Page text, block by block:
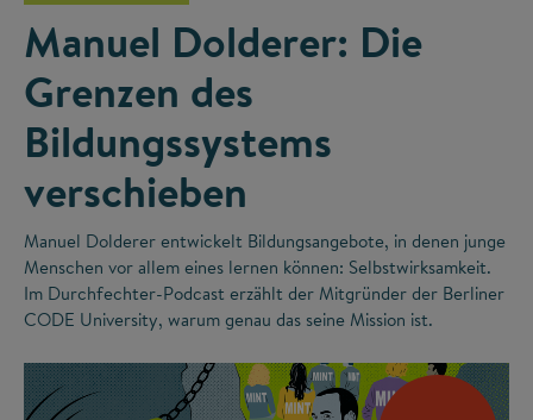
Manuel Dolderer: Die
Grenzen des
Bildungssystems
verschieben
Manuel Dolderer entwickelt Bildungsangebote, in denen junge
Menschen vor allem eines lernen können: Selbstwirksamkeit.
Im Durchfechter-Podcast erzählt der Mitgründer der Berliner
CODE University, warum genau das seine Mission ist.